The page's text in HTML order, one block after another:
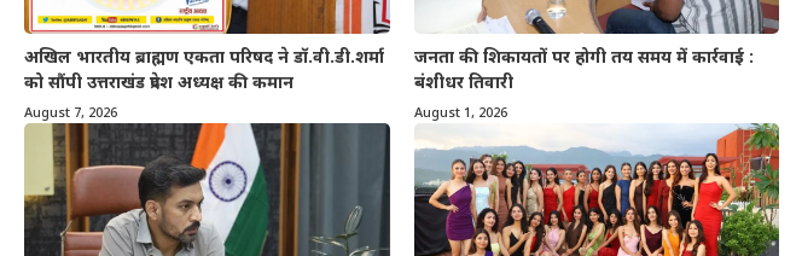
अखिल भारतीय ब्राह्मण एकता परिषद ने डॉ.वी.डी.शर्मा
को सौंपी उत्तराखंड प्रदेश अध्यक्ष की कमान
August 7, 2026
जनता की शिकायतों पर होगी तय समय में कार्रवाई :
बंशीधर तिवारी
August 1, 2026